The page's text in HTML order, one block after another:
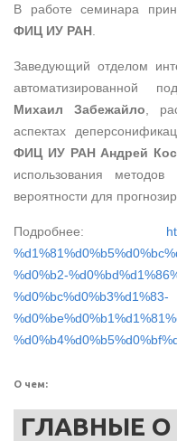
В работе семинара
ФИЦ ИУ РАН
Заведующий отделом
автоматизированной
Михаил Забежайло ,
аспектах
ФИЦ ИУ РАН Андрей
использования
вероятности для
Подробнее:
%d0%b2-
%d0%bc%d0%b3%d1%83-
О чем:
ГЛАВНЫЕ